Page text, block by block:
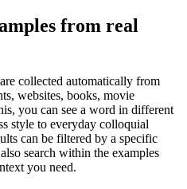
from real
collected automatically from
websites, books, movie
you can see a word in different
style to everyday colloquial
can be filtered by a specific
search within the examples
you need.